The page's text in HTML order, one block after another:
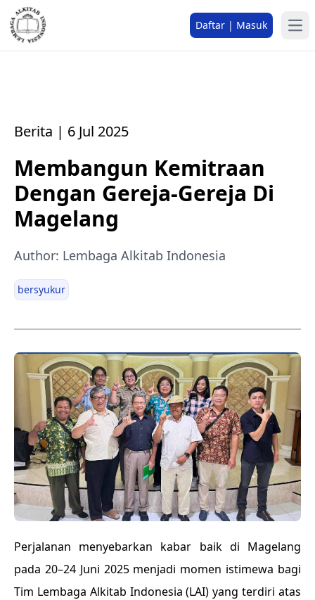
Daftar | Masuk
Berita | 6 Jul 2025
Membangun Kemitraan
Dengan Gereja-Gereja Di
Magelang
Author: Lembaga Alkitab Indonesia
bersyukur
Perjalanan menyebarkan kabar baik di Magelang
pada 20–24 Juni 2025 menjadi momen istimewa bagi
Tim Lembaga Alkitab Indonesia (LAI) yang terdiri atas